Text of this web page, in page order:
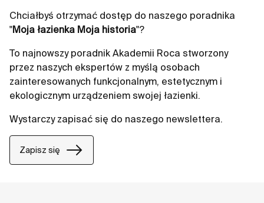
Chciałbyś otrzymać dostęp do naszego poradnika
"Moja łazienka Moja historia"?
To najnowszy poradnik Akademii Roca stworzony
przez naszych ekspertów z myślą osobach
zainteresowanych funkcjonalnym, estetycznym i
ekologicznym urządzeniem swojej łazienki.
Wystarczy zapisać się do naszego newslettera.
Zapisz się